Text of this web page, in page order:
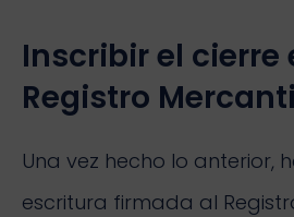
Inscribir el cierre
Registro
Una vez hecho lo anterior,
escritura firmada al